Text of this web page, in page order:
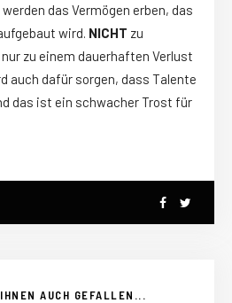
das Vermögen erben, das
wird. NICHT zu
nur zu einem dauerhaften Verlust
auch dafür sorgen, dass Talente
das ist ein schwacher Trost für
AUCH GEFALLEN...